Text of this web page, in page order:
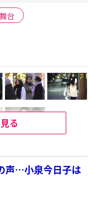
舞台
る
声…小泉今日子は